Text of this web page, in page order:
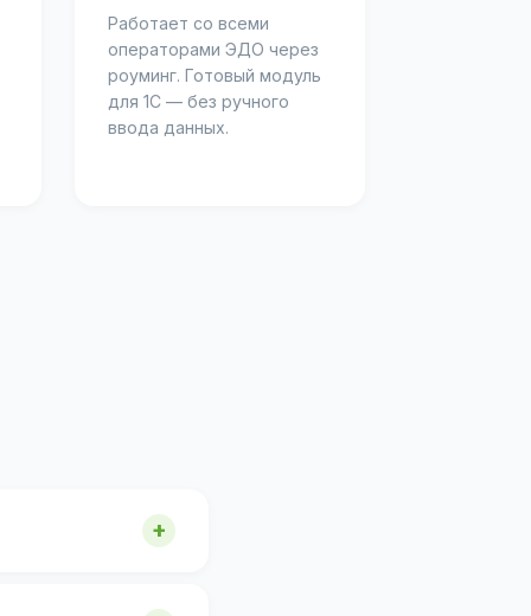
Работает со всеми
операторами ЭДО через
роуминг. Готовый модуль
для 1С — без ручного
ввода данных.